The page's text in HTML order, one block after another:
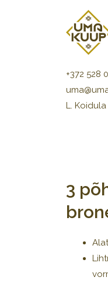
+372 528
L.
3